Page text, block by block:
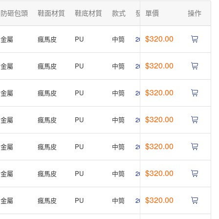
防砸包頭 鞋面材質 鞋底材質 款式 發貨時間
單價 操作
金屬 瘋馬皮 PU 中筒 2026-08-22(17:00前採購24小
$320.00
金屬 瘋馬皮 PU 中筒 2026-08-22(17:00前採購24小
$320.00
金屬 瘋馬皮 PU 中筒 2026-08-22(17:00前採購24小
$320.00
金屬 瘋馬皮 PU 中筒 2026-08-22(17:00前採購24小
$320.00
金屬 瘋馬皮 PU 中筒 2026-08-22
$320.00
金屬 瘋馬皮 PU 中筒 2026-08-22(17:00前採購24小
$320.00
金屬 瘋馬皮 PU 中筒 2026-08-22(17:00前採購24小
$320.00